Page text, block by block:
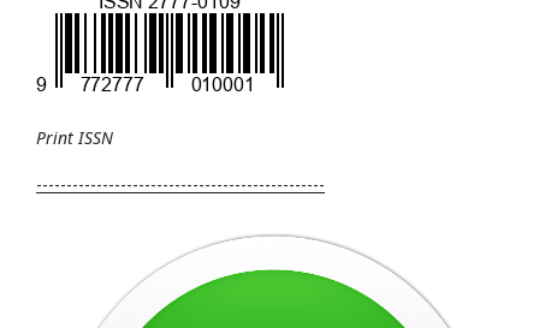
Print ISSN
------------------------------------------------